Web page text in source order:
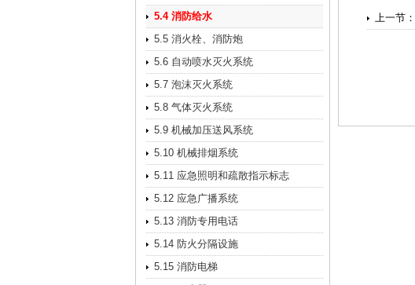
上一节：
5.4 消防给水
5.5 消火栓、消防炮
5.6 自动喷水灭火系统
5.7 泡沫灭火系统
5.8 气体灭火系统
5.9 机械加压送风系统
5.10 机械排烟系统
5.11 应急照明和疏散指示标志
5.12 应急广播系统
5.13 消防专用电话
5.14 防火分隔设施
5.15 消防电梯